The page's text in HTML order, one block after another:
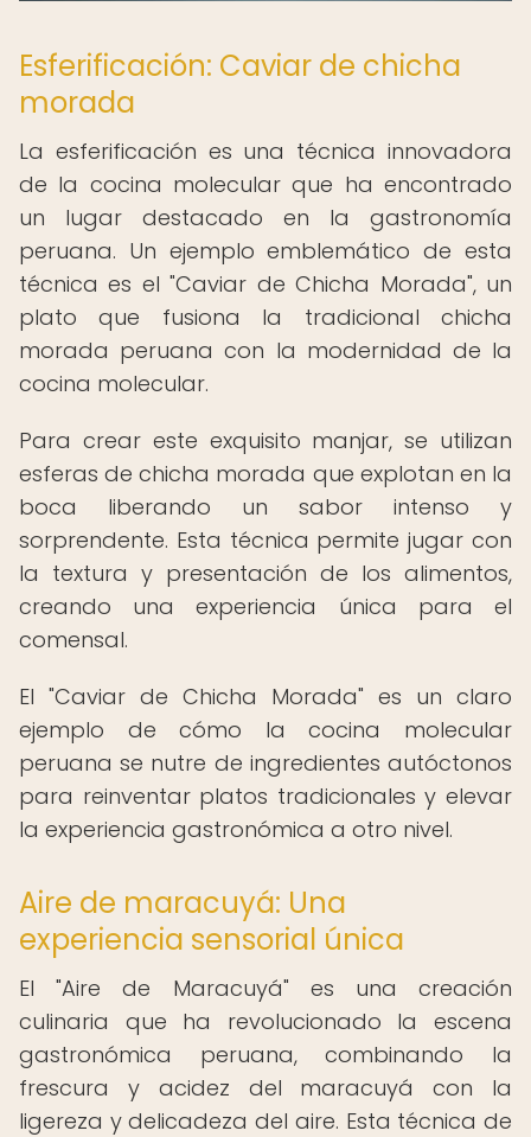
Esferificación: Caviar de chicha
morada
La esferificación es una técnica innovadora
de la cocina molecular que ha encontrado
un lugar destacado en la gastronomía
peruana. Un ejemplo emblemático de esta
técnica es el "Caviar de Chicha Morada", un
plato que fusiona la tradicional chicha
morada peruana con la modernidad de la
cocina molecular.
Para crear este exquisito manjar, se utilizan
esferas de chicha morada que explotan en la
boca liberando un sabor intenso y
sorprendente. Esta técnica permite jugar con
la textura y presentación de los alimentos,
creando una experiencia única para el
comensal.
El "Caviar de Chicha Morada" es un claro
ejemplo de cómo la cocina molecular
peruana se nutre de ingredientes autóctonos
para reinventar platos tradicionales y elevar
la experiencia gastronómica a otro nivel.
Aire de maracuyá: Una
experiencia sensorial única
El "Aire de Maracuyá" es una creación
culinaria que ha revolucionado la escena
gastronómica peruana, combinando la
frescura y acidez del maracuyá con la
ligereza y delicadeza del aire. Esta técnica de